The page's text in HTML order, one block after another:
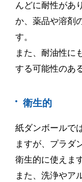
んどに耐性があ
か、薬品や溶剤
す。
また、耐油性に
する可能性のあ
衛生的
紙ダンボールで
ますが、プラダ
衛生的に使えます
また、洗浄やア